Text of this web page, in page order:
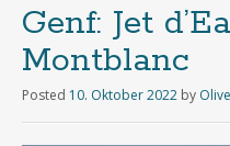
Genf: Jet
Montblanc
Posted 10. Oktober 2022 by